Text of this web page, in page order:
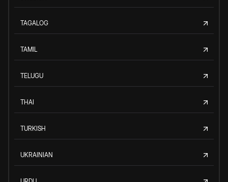
TAGALOG
TAMIL
TELUGU
THAI
TURKISH
UKRAINIAN